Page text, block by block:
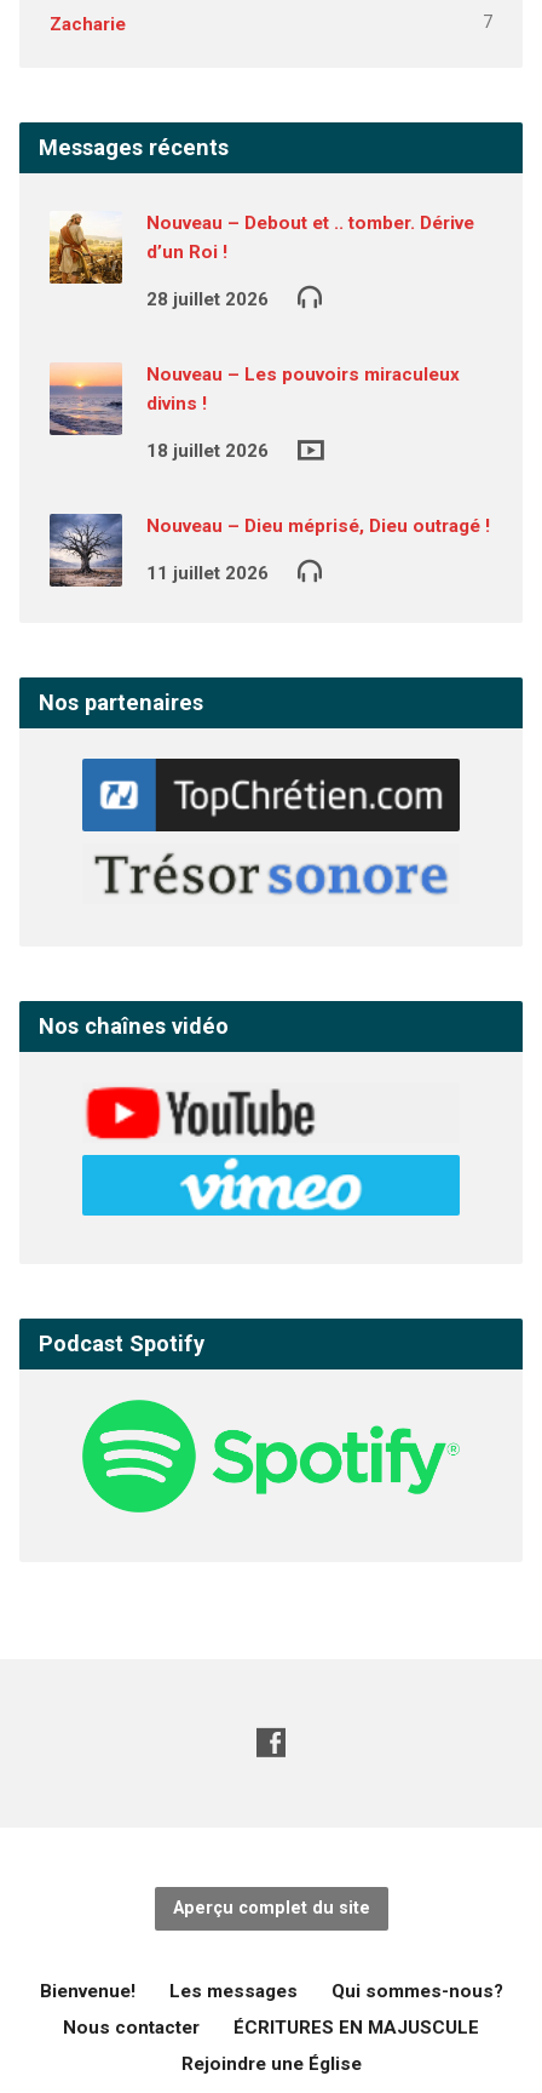
Zacharie 7
Messages récents
Nouveau – Debout et .. tomber. Dérive
d’un Roi !
28 juillet 2026
Nouveau – Les pouvoirs miraculeux
divins !
18 juillet 2026
Nouveau – Dieu méprisé, Dieu outragé !
11 juillet 2026
Nos partenaires
Nos chaînes vidéo
Podcast Spotify
Aperçu complet du site
Bienvenue! Les messages
Qui sommes-nous?
Nous contacter
ÉCRITURES EN MAJUSCULE
Rejoindre une Église